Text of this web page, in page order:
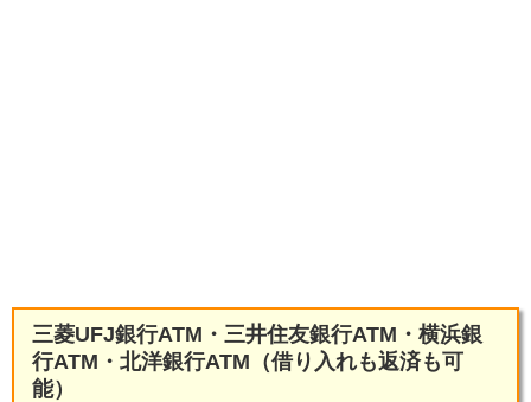
三菱UFJ銀行ATM・三井住友銀行ATM・横浜銀
行ATM・北洋銀行ATM（借り入れも返済も可
能）